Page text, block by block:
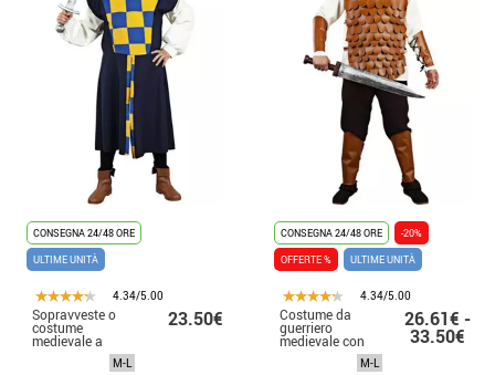
CONSEGNA 24/48 ORE
ULTIME UNITÀ
4.34/5.00
Sopravveste o
costume
medievale a
quadretti neri per
23.50€
M-L
CONSEGNA 24/48 ORE
-20%
OFFERTE %
ULTIME UNITÀ
4.34/5.00
Costume da
guerriero
medievale con
26.61€ -
33.50€
M-L